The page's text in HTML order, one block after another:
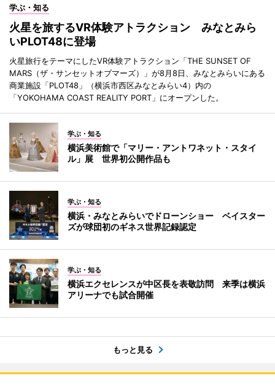
学ぶ・知る
火星を旅するVR体験アトラクション みなとみら
いPLOT48に登場
火星旅行をテーマにしたVR体験アトラクション「THE SUNSET OF
MARS（ザ・サンセットオブマーズ）」が8月8日、みなとみらいにある
商業施設「PLOT48」（横浜市西区みなとみらい4）内の
「YOKOHAMA COAST REALITY PORT」にオープンした。
学ぶ・知る
横浜美術館で「マリー・アントワネット・スタイ
ル」展 世界初公開作品も
学ぶ・知る
横浜・みなとみらいでドローンショー ベイスター
ズが球団初のギネス世界記録認定
学ぶ・知る
横浜エクセレンスが中区長を表敬訪問 来季は横浜
アリーナでも試合開催
もっと見る